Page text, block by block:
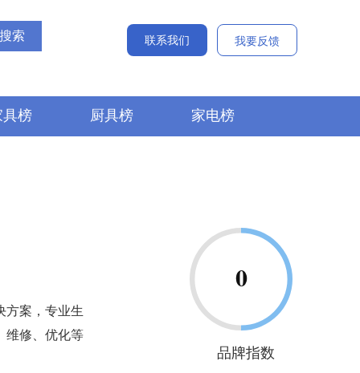
联系我们
我要反馈
具榜 厨具榜 家电榜
方案，专业生
维修、优化等
品牌指数